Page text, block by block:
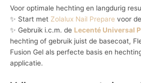
Voor optimale hechting en langdurig
✨ Start met Zolalux Nail Prepare voor
✨ Gebruik i.c.m. de Lecenté Universal
hechting of gebruik juist de basecoat,
Fusion Gel als perfecte basis en
applicatie.